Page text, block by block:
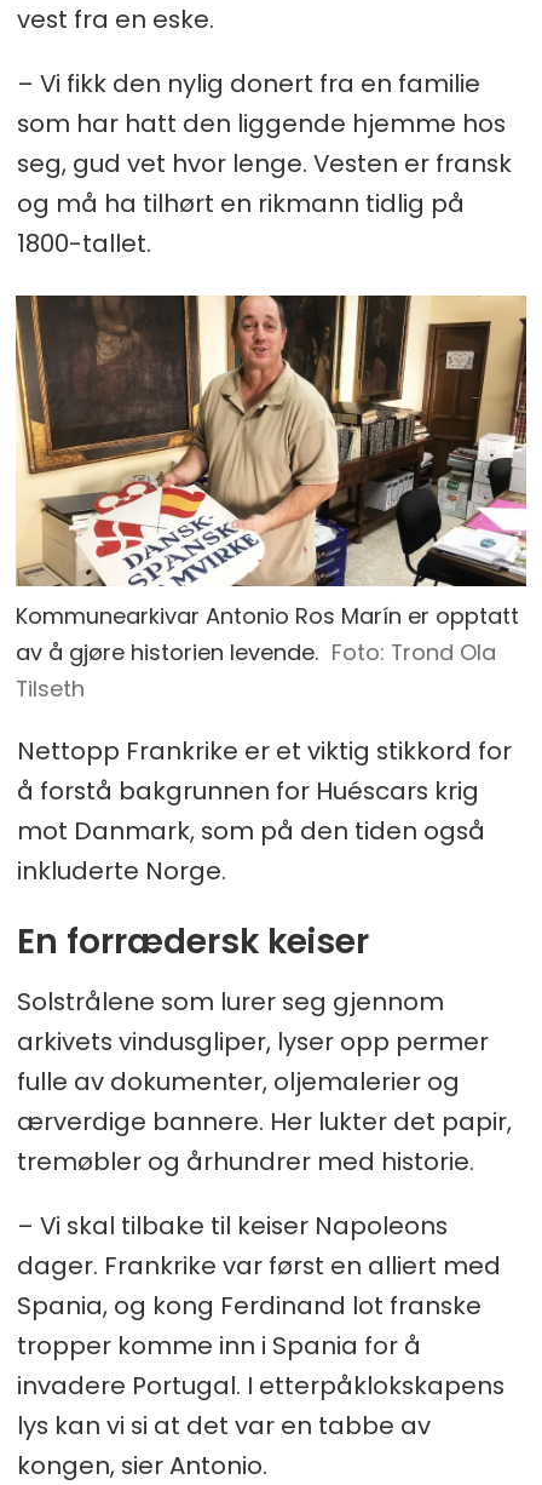
vest fra en eske.
– Vi fikk den nylig donert fra en familie
som har hatt den liggende hjemme hos
seg, gud vet hvor lenge. Vesten er fransk
og må ha tilhørt en rikmann tidlig på
1800-tallet.
Kommunearkivar Antonio Ros Marín er opptatt
av å gjøre historien levende. Foto: Trond Ola
Tilseth
Nettopp Frankrike er et viktig stikkord for
å forstå bakgrunnen for Huéscars krig
mot Danmark, som på den tiden også
inkluderte Norge.
En forrædersk keiser
Solstrålene som lurer seg gjennom
arkivets vindusgliper, lyser opp permer
fulle av dokumenter, oljemalerier og
ærverdige bannere. Her lukter det papir,
tremøbler og århundrer med historie.
– Vi skal tilbake til keiser Napoleons
dager. Frankrike var først en alliert med
Spania, og kong Ferdinand lot franske
tropper komme inn i Spania for å
invadere Portugal. I etterpåklokskapens
lys kan vi si at det var en tabbe av
kongen, sier Antonio.